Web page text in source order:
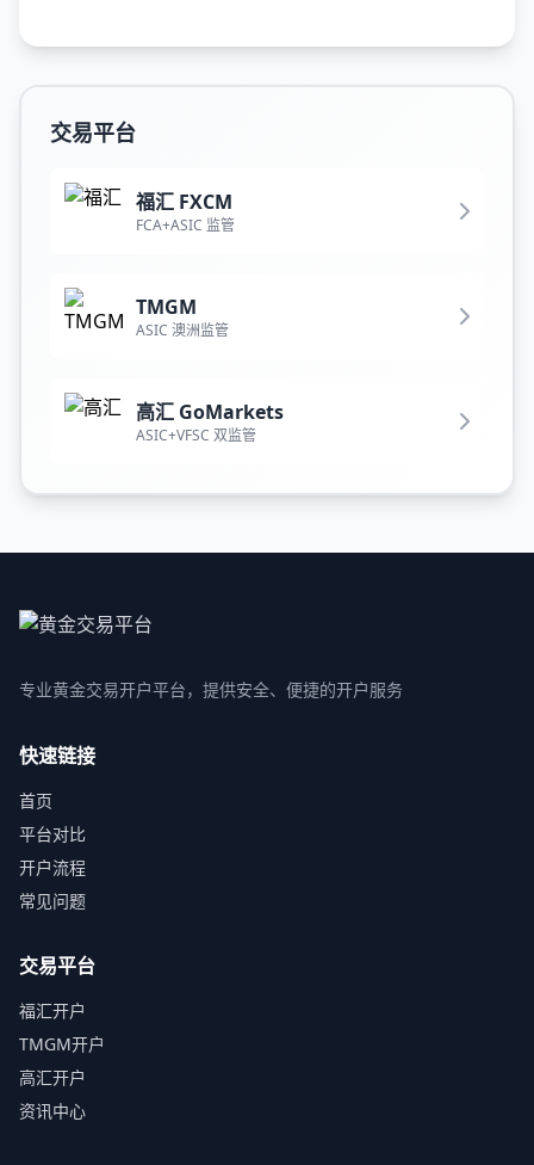
交易平台
福汇 FXCM
FCA+ASIC 监管
TMGM
ASIC 澳洲监管
高汇 GoMarkets
ASIC+VFSC 双监管
专业黄金交易开户平台，提供安全、便捷的开户服务
快速链接
首页
平台对比
开户流程
常见问题
交易平台
福汇开户
TMGM开户
高汇开户
资讯中心